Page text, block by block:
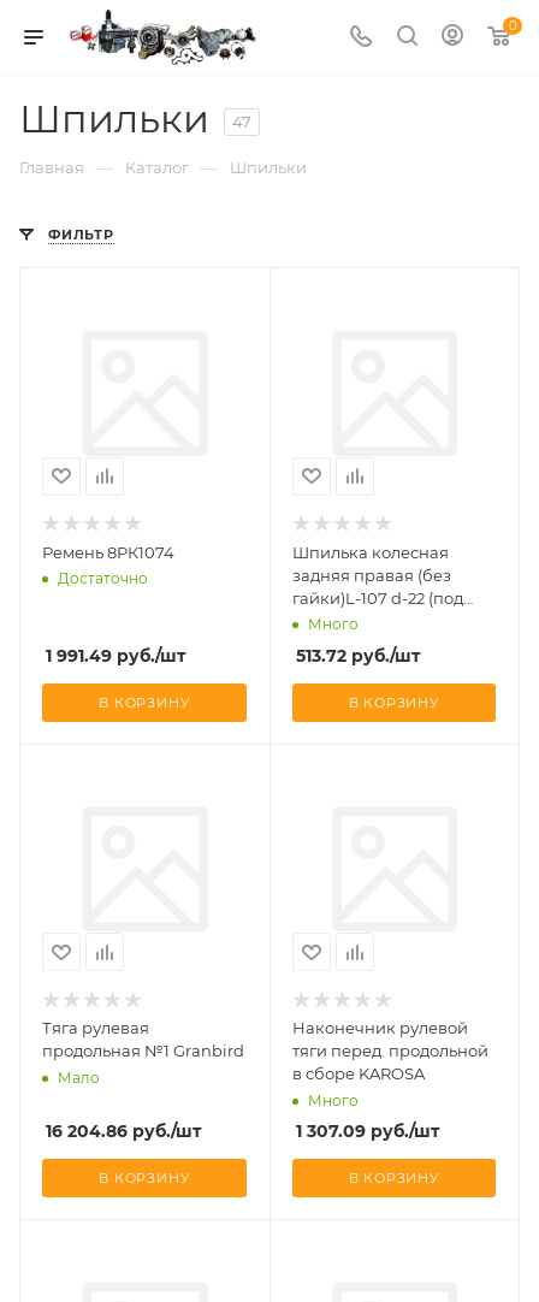
0
Шпильки 47
Главная — Каталог — Шпильки
ФИЛЬТР
Ремень 8РК1074
Достаточно
1 991.49 руб./шт
В КОРЗИНУ
Шпилька колесная
задняя правая (без
гайки)L-107 d-22 (под
Много
513.72руб./шт
В КОРЗИНУ
Тяга рулевая
продольная №1 Granbird
Мало
16 204.86 руб./шт
В КОРЗИНУ
Наконечник рулевой
тяги перед. продольной
в сборе KAROSA
Много
1 307.09руб./шт
В КОРЗИНУ